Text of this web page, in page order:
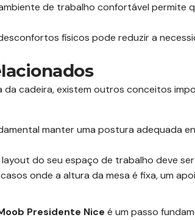
de trabalho confortável permite
físicos pode reduzir a
da cadeira, existem outros conceitos
manter uma postura adequada
layout do seu espaço de trabalho deve
casos onde a altura da mesa é fixa, um
Presidente Nice é um passo